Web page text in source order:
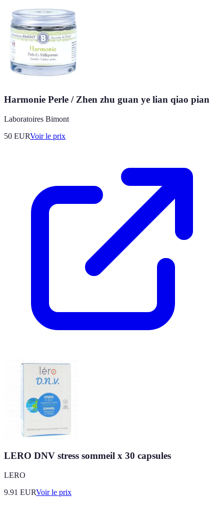
Harmonie Perle / Zhen zhu guan ye lian qiao pian
Laboratoires Bimont
50 EURVoir le prix
LERO DNV stress sommeil x 30 capsules
LERO
9.91 EURVoir le prix